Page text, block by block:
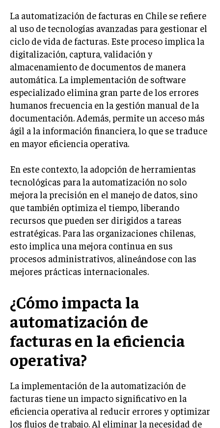
EMPRENDIMIENTO
INNOVACIÓN EMPRESARIAL
GESTIÓN DEL CAMBIO
LIDERAZGO
HABILIDADES DIRECTIVAS
EMPRENDIMIENTO
PLANIFICACIÓN EMPRESARIAL
FINANZAS
FINANZAS Y CONTABILIDAD
GESTIÓN DE RECURSOS FINANCIEROS
INVERSIONES Y MERCADOS FINANCIEROS
CONTABILIDAD EMPRESARIAL
ECONOMÍA EMPRESARIAL
INTERNACIONAL
NEGOCIOS INTERNACIONALES
COMERCIO INTERNACIONAL
IMPORTACIÓN Y EXPORTACIÓN
TECNOLOGIA
SOSTENIBILIDAD Y MEDIO AMBIENTE
GESTIÓN DE LA INNOVACIÓN TECNOLÓGICA
TRANSFORMACIÓN DIGITAL
ANALÍTICA EMPRESARIAL Y BUSINESS
La automatización de facturas en Chile se refiere
al uso de tecnologías avanzadas para gestionar el
ciclo de vida de facturas. Este proceso implica la
digitalización, captura, validación y
almacenamiento de documentos de manera
automática. La implementación de software
especializado elimina gran parte de los errores
humanos frecuencia en la gestión manual de la
documentación. Además, permite un acceso más
ágil a la información financiera, lo que se traduce
en mayor eficiencia operativa.
En este contexto, la adopción de herramientas
tecnológicas para la automatización no solo
mejora la precisión en el manejo de datos, sino
que también optimiza el tiempo, liberando
recursos que pueden ser dirigidos a tareas
estratégicas. Para las organizaciones chilenas,
esto implica una mejora continua en sus
procesos administrativos, alineándose con las
mejores prácticas internacionales.
¿Cómo impacta la
automatización de
facturas en la eficiencia
operativa?
La implementación de la automatización de
facturas tiene un impacto significativo en la
eficiencia operativa al reducir errores y optimizar
los flujos de trabajo. Al eliminar la necesidad de